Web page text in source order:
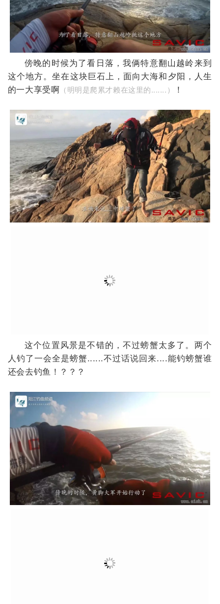
傍晚的时候为了看日落，我俩特意翻山越岭来到
这个地方。坐在这块巨石上，面向大海和夕阳，人生
的一大享受啊 （明明是爬累才赖在这里的.......） ！
短短的一波咬口伟哥已经上了十几条巴掌以上